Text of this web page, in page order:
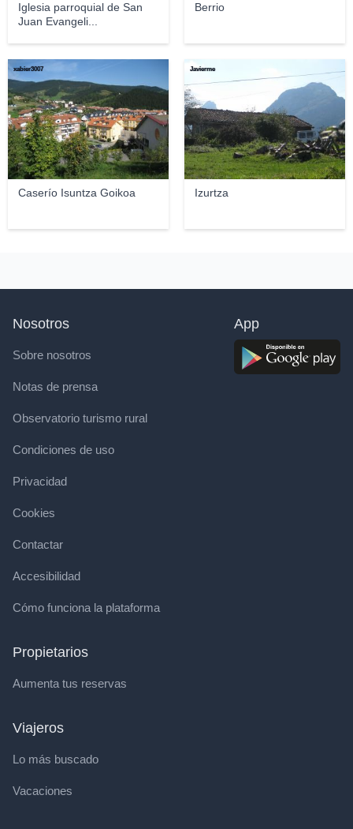
Iglesia parroquial de San
Juan Evangeli...
Berrio
Caserío Isuntza Goikoa
xabier3007
Izurtza
Javierme
Nosotros
Sobre nosotros
Notas de prensa
Observatorio turismo rural
Condiciones de uso
Privacidad
Cookies
Contactar
Accesibilidad
Cómo funciona la plataforma
Propietarios
Aumenta tus reservas
Viajeros
Lo más buscado
Vacaciones
App